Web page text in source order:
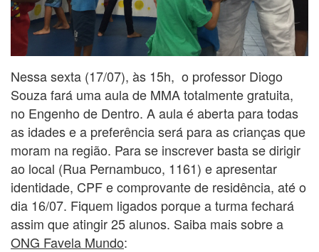
Nessa sexta (17/07), às 15h, o professor Diogo
Souza fará uma aula de MMA totalmente gratuita,
no Engenho de Dentro. A aula é aberta para todas
as idades e a preferência será para as crianças que
moram na região. Para se inscrever basta se dirigir
ao local (Rua Pernambuco, 1161) e apresentar
identidade, CPF e comprovante de residência, até o
dia 16/07. Fiquem ligados porque a turma fechará
assim que atingir 25 alunos. Saiba mais sobre a
ONG Favela Mundo: